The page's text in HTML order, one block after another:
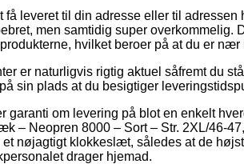
leveret til din adresse eller til adressen
men samtidig super overkommelig.
hvilket beroer på at du er
er naturligvis rigtig aktuel såfremt du
sin plads at du besigtiger
om levering på blot en enkelt
– Neopren 8000 – Sort – Str. 2XL/46-
nøjagtigt klokkeslæt, således at de
drager hjemad.